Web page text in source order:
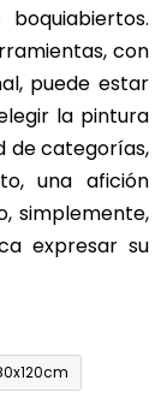
con
puede estar
la pintura
de categorías,
una afición
simplemente,
expresar su